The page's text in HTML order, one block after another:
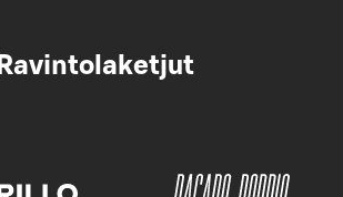
Ravintolaketjut